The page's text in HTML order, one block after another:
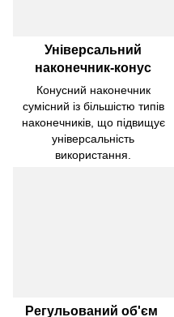
Універсальний
наконечник-конус
Конусний наконечник
сумісний із більшістю типів
наконечників, що підвищує
універсальність
використання.
Регульований об'єм